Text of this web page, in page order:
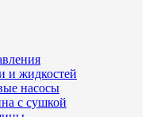
и жидкостей
насосы
с сушкой